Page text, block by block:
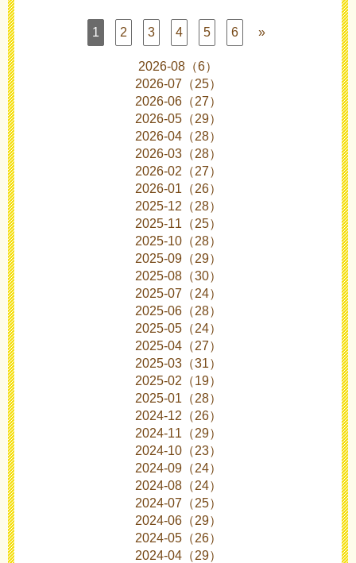
1 2 3 4 5 6 »
2026-08（6）
2026-07（25）
2026-06（27）
2026-05（29）
2026-04（28）
2026-03（28）
2026-02（27）
2026-01（26）
2025-12（28）
2025-11（25）
2025-10（28）
2025-09（29）
2025-08（30）
2025-07（24）
2025-06（28）
2025-05（24）
2025-04（27）
2025-03（31）
2025-02（19）
2025-01（28）
2024-12（26）
2024-11（29）
2024-10（23）
2024-09（24）
2024-08（24）
2024-07（25）
2024-06（29）
2024-05（26）
2024-04（29）